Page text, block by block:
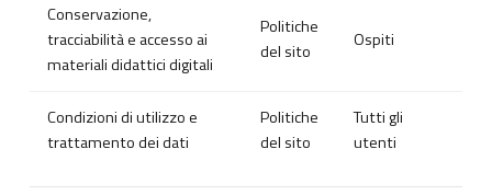
Conservazione,
tracciabilità e accesso ai
materiali didattici digitali
Politiche
del sito
Ospiti
Condizioni di utilizzo e
trattamento dei dati
Politiche
del sito
Tutti gli
utenti